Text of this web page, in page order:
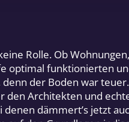
Rolle. Ob
funktionierten
der Boden war
den Architekten und
dämmert’s jetzt